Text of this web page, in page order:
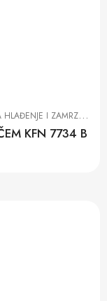
I ZAMRZAVANJE
KFN 7734 B